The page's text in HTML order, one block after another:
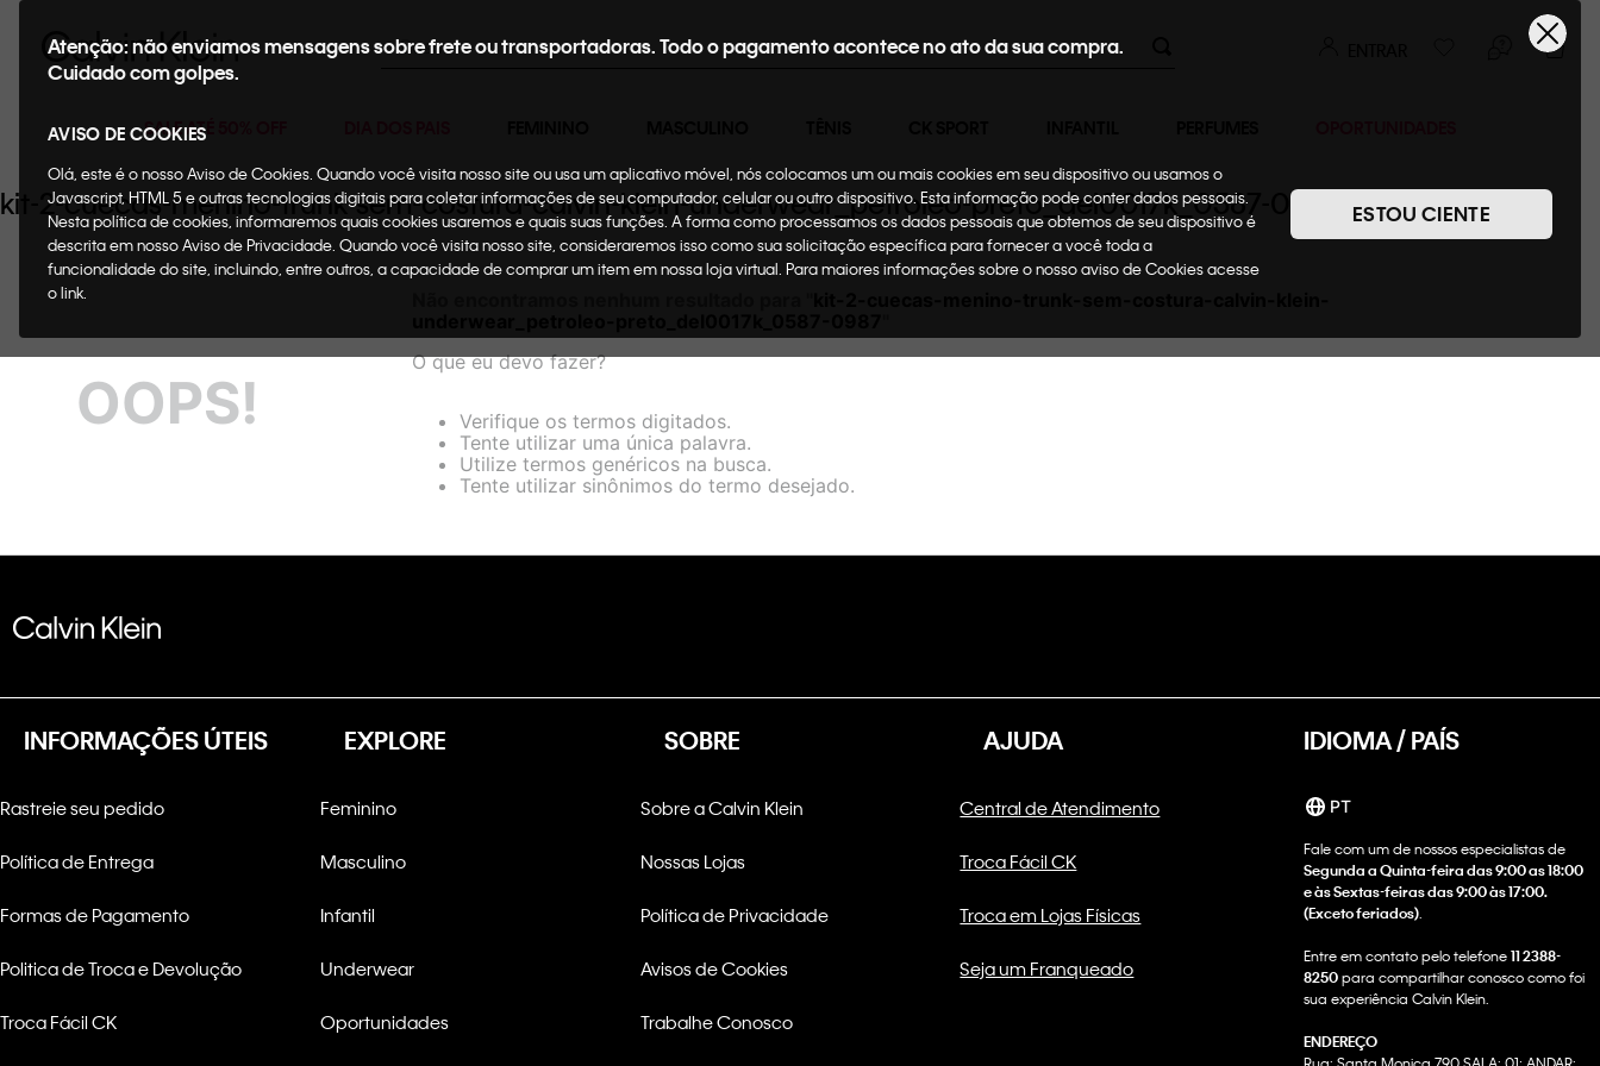
Buscar
SALE ATÉ 50% OFF
Atenção: não enviamos mensagens sobre frete ou transportadoras. Todo o pagamento acontece no ato da sua compra.
Cuidado com golpes.
AVISO DE COOKIES
Olá, este é o nosso Aviso de Cookies. Quando você visita nosso site ou usa um aplicativo móvel, nós colocamos um ou mais cookies em seu dispositivo ou usamos o
Javascript, HTML 5 e outras tecnologias digitais para coletar informações de seu computador, celular ou outro dispositivo. Esta informação pode conter dados pessoais.
Nesta política de cookies, informaremos quais cookies usaremos e quais suas funções. A forma como processamos os dados pessoais que obtemos de seu dispositivo é
descrita em nosso Aviso de Privacidade. Quando você visita nosso site, consideraremos isso como sua solicitação específica para fornecer a você toda a
funcionalidade do site, incluindo, entre outros, a capacidade de comprar um item em nossa loja virtual. Para maiores informações sobre o nosso aviso de Cookies acesse
o link.
ESTOU CIENTE
kit-2-cuecas-menino-trunk-sem-costura-calvin-klein-underwear_petroleo-preto_del0017k_0587-0987
OOPS!
O que eu devo fazer?
Verifique os termos digitados.
Tente utilizar uma única palavra.
Utilize termos genéricos na busca.
Tente utilizar sinônimos do termo desejado.
INFORMAÇÕES ÚTEIS
Rastreie seu pedido
Política de Entrega
Formas de Pagamento
Politica de Troca e Devolução
Troca Fácil CK
EXPLORE
Feminino
Masculino
Infantil
Underwear
Oportunidades
SOBRE
Sobre a Calvin Klein
Nossas Lojas
Política de Privacidade
Avisos de Cookies
Trabalhe Conosco
AJUDA
Central de Atendimento
Troca Fácil CK
Troca em Lojas Físicas
Seja um Franqueado
IDIOMA / PAÍS
PT
Fale com um de nossos especialistas de
Segunda a Quinta-feira das 9:00 as 18:00
e às Sextas-feiras das 9:00 às 17:00.
(Exceto feriados)
Entre em contato pelo telefone11 2388-
8250para compartilhar conosco como foi
sua experiência Calvin Klein.
ENDEREÇO